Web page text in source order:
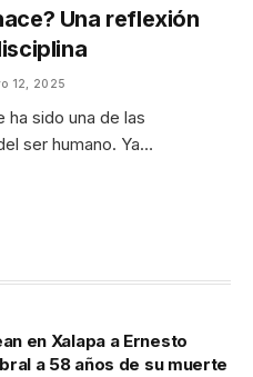
Una reflexión
12, 2025
ha sido una de las
ser humano. Ya…
en Xalapa a Ernesto
a 58 años de su muerte